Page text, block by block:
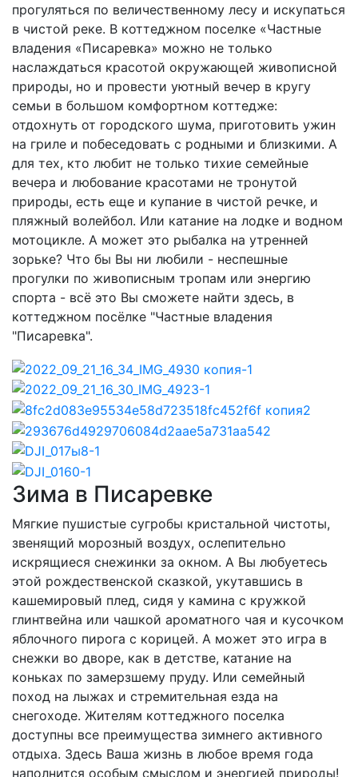
прогуляться по величественному лесу и искупаться
в чистой реке. В коттеджном поселке «Частные
владения «Писаревка» можно не только
наслаждаться красотой окружающей живописной
природы, но и провести уютный вечер в кругу
семьи в большом комфортном коттедже:
отдохнуть от городского шума, приготовить ужин
на гриле и побеседовать с родными и близкими. А
для тех, кто любит не только тихие семейные
вечера и любование красотами не тронутой
природы, есть еще и купание в чистой речке, и
пляжный волейбол. Или катание на лодке и водном
мотоцикле. А может это рыбалка на утренней
зорьке? Что бы Вы ни любили - неспешные
прогулки по живописным тропам или энергию
спорта - всё это Вы сможете найти здесь, в
коттеджном посёлке "Частные владения
"Писаревка".
Зима в Писаревке
Мягкие пушистые сугробы кристальной чистоты,
звенящий морозный воздух, ослепительно
искрящиеся снежинки за окном. А Вы любуетесь
этой рождественской сказкой, укутавшись в
кашемировый плед, сидя у камина с кружкой
глинтвейна или чашкой ароматного чая и кусочком
яблочного пирога с корицей. А может это игра в
снежки во дворе, как в детстве, катание на
коньках по замерзшему пруду. Или семейный
поход на лыжах и стремительная езда на
снегоходе. Жителям коттеджного поселка
доступны все преимущества зимнего активного
отдыха. Здесь Ваша жизнь в любое время года
наполнится особым смыслом и энергией природы!